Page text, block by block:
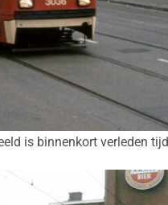
is binnenkort verleden tijd